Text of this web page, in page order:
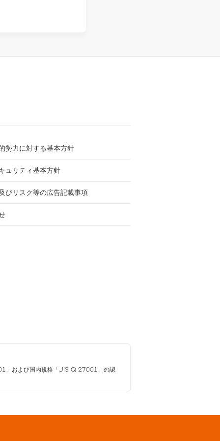
勢力に対する基本方針
ュリティ基本方針
びリスク等の広告記載事項
」および国内規格「JIS Q 27001」の認